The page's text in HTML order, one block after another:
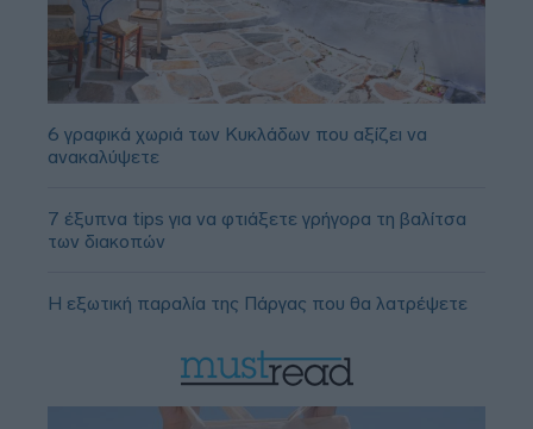
6 γραφικά χωριά των Κυκλάδων που αξίζει να
ανακαλύψετε
7 έξυπνα tips για να φτιάξετε γρήγορα τη βαλίτσα
των διακοπών
Η εξωτική παραλία της Πάργας που θα λατρέψετε